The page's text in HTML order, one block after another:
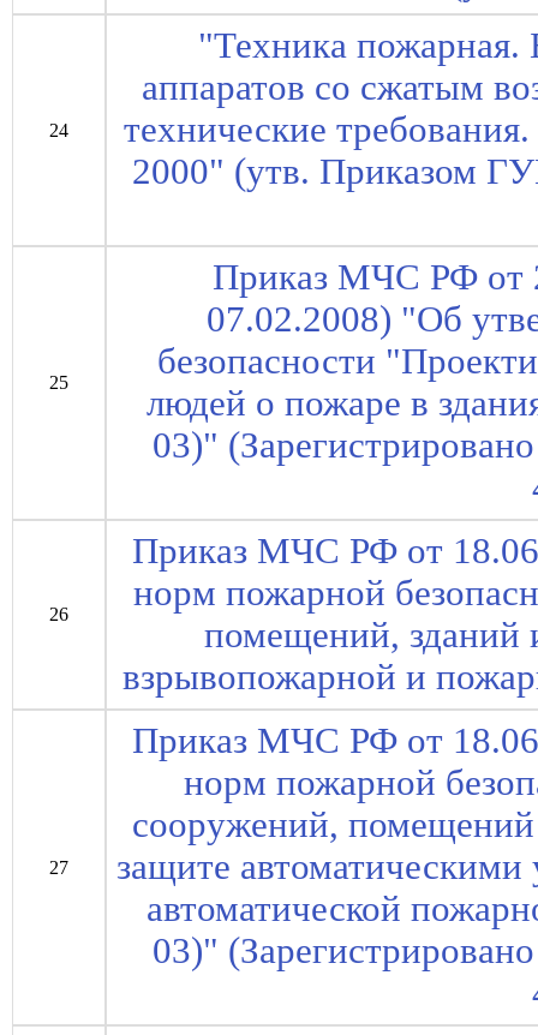
24
"Техника пожарная.
аппаратов со сжатым
технические
2000" (утв. Приказом
25
Приказ МЧС РФ от
07.02.2008) "Об
безопасности
людей о пожаре в
03)"
26
Приказ МЧС РФ от
норм пожарной
помещений, зданий
взрывопожарной и
27
Приказ МЧС РФ от
норм пожарной
сооружений,
защите
автоматической
03)"